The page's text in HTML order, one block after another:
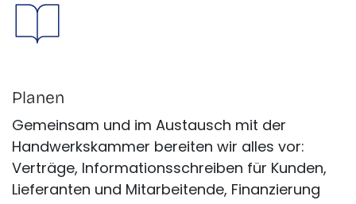
Planen
Gemeinsam und im Austausch mit der
Handwerkskammer bereiten wir alles vor:
Verträge, Informationsschreiben für Kunden,
Lieferanten und Mitarbeitende, Finanzierung